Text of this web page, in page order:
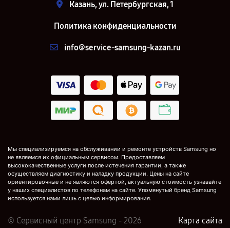
Казань, ул. Петербургская, 1
Политика конфиденциальности
info@service-samsung-kazan.ru
Мы специализируемся на обслуживании и ремонте устройств Samsung но
не являемся их официальным сервисом. Предоставляем
высококачественные услуги после истечения гарантии, а также
осуществляем диагностику и наладку продукции. Цены на сайте
ориентировочные и не являются офертой, актуальную стоимость узнавайте
у наших специалистов по телефонам на сайте. Упомянутый бренд Samsung
используется нами лишь с целью информирования.
© Сервисный центр Samsung - 2026 Карта сайта